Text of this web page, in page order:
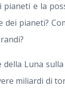
pianeti e la
dei pianeti?
della Luna
miliardi di